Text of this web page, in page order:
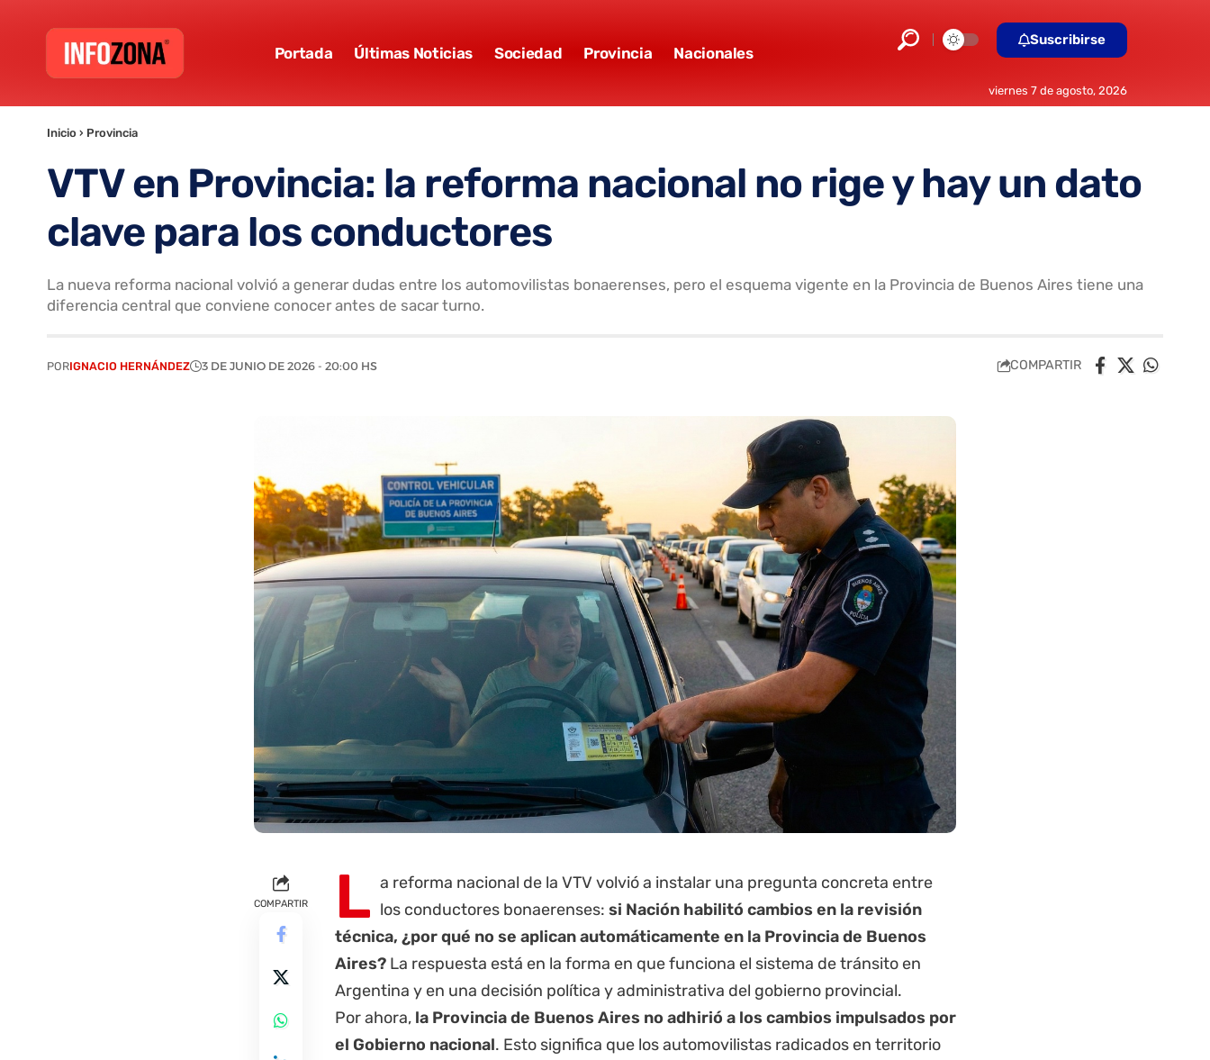
Portada Últimas Noticias Sociedad Provincia Nacionales
Suscribirse
viernes 7 de agosto, 2026
Inicio › Provincia
VTV en Provincia: la reforma nacional no rige y hay un dato
clave para los conductores
La nueva reforma nacional volvió a generar dudas entre los automovilistas bonaerenses, pero el esquema vigente en la Provincia de Buenos Aires tiene una
diferencia central que conviene conocer antes de sacar turno.
PORIGNACIO HERNÁNDEZ 3 DE JUNIO DE 2026 - 20:00 HS COMPARTIR
COMPARTIR L a reforma nacional de la VTV volvió a instalar una pregunta concreta entre
los conductores bonaerenses: si Nación habilitó cambios en la revisión
técnica, ¿por qué no se aplican automáticamente en la Provincia de Buenos
Aires? La respuesta está en la forma en que funciona el sistema de tránsito en
Argentina y en una decisión política y administrativa del gobierno provincial.
Por ahora, la Provincia de Buenos Aires no adhirió a los cambios impulsados por
el Gobierno nacional. Esto significa que los automovilistas radicados en territorio